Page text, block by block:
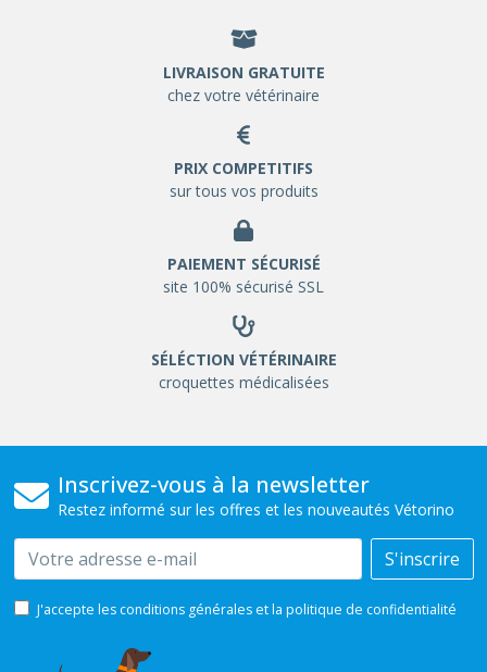
LIVRAISON GRATUITE
chez votre vétérinaire
PRIX COMPETITIFS
sur tous vos produits
PAIEMENT SÉCURISÉ
site 100% sécurisé SSL
SÉLÉCTION VÉTÉRINAIRE
croquettes médicalisées
Inscrivez-vous à la newsletter
Restez informé sur les offres et les nouveautés Vétorino
Email S'inscrire
J'accepte les conditions générales et la politique de confidentialité